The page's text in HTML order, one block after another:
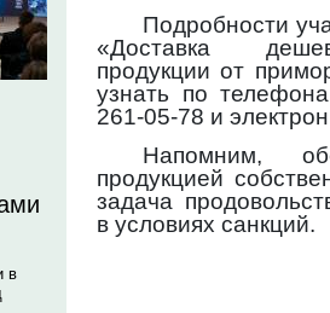
в
Подробности
«Доставка
продукции от
узнать по
261-05-78 и
Напомним,
продукцией
задача
в условиях санкций.